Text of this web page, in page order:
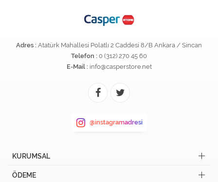
Adres : Atatürk Mahallesi Polatlı 2 Caddesi 8/B Ankara / Sincan
Telefon : 0 (312) 270 45 60
E-Mail : info@casperstore.net
@instagramadresi
KURUMSAL
ÖDEME